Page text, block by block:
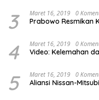
3 Maret 16, 2019 0
Prabowo Resmikan
4 Maret 16, 2019 0
Video: Kelemahan
5 Maret 16, 2019 0
Aliansi Nissan-